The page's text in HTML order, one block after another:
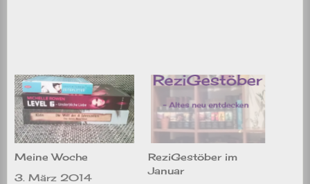
Meine Woche
3. März 2014
ReziGestöber im
Januar